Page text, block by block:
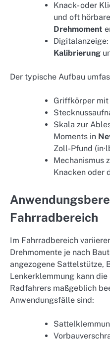
Knack- oder
und oft
Drehmoment
Kalibrierung
Der typische Aufbau
Griffkörper
Skala zur
Moments in
Zoll-Pfund
Mechanismus
Knacken oder
Fahrradbereich
Im Fahrradbereich
Drehmomente je nach
angezogene Sattelstütze,
Lenkerklemmung kann die
Radfahrers maßgeblich
Anwendungsfälle sind: